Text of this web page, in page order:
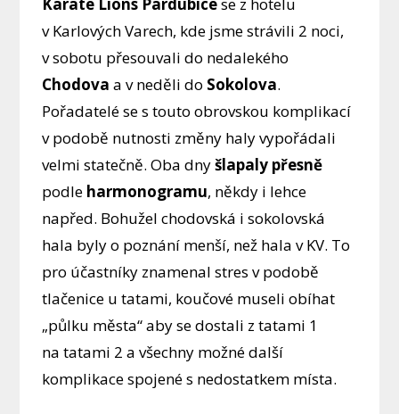
v Karlových Varech, kde jsme strávili 2 noci,
v sobotu přesouvali do nedalekého
Chodovaa v neděli do Sokolova.
Pořadatelé se s touto obrovskou komplikací
v podobě nutnosti změny haly vypořádali
velmi statečně. Oba dnyšlapaly přesně
podle harmonogramu, někdy i lehce
napřed. Bohužel chodovská i sokolovská
hala byly o poznání menší, než hala v KV. To
pro účastníky znamenal stres v podobě
tlačenice u tatami, koučové museli obíhat
„půlku města“ aby se dostali z tatami 1
na tatami 2 a všechny možné další
komplikace spojené s nedostatkem místa.